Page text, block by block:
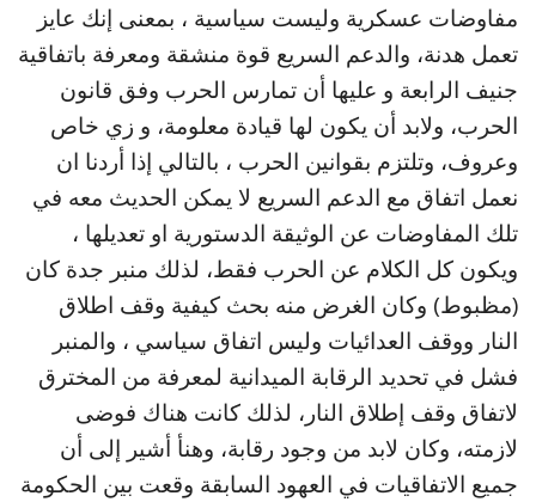
مفاوضات عسكرية وليست سياسية ، بمعنى إنك عايز
تعمل هدنة، والدعم السريع قوة منشقة ومعرفة باتفاقية
جنيف الرابعة و عليها أن تمارس الحرب وفق قانون
الحرب، ولابد أن يكون لها قيادة معلومة، و زي خاص
وعروف، وتلتزم بقوانين الحرب ، بالتالي إذا أردنا ان
نعمل اتفاق مع الدعم السريع لا يمكن الحديث معه في
تلك المفاوضات عن الوثيقة الدستورية او تعديلها ،
ويكون كل الكلام عن الحرب فقط، لذلك منبر جدة كان
(مظبوط) وكان الغرض منه بحث كيفية وقف اطلاق
النار ووقف العدائيات وليس اتفاق سياسي ، والمنبر
فشل في تحديد الرقابة الميدانية لمعرفة من المخترق
لاتفاق وقف إطلاق النار، لذلك كانت هناك فوضى
لازمته، وكان لابد من وجود رقابة، وهنأ أشير إلى أن
جميع الاتفاقيات في العهود السابقة وقعت بين الحكومة